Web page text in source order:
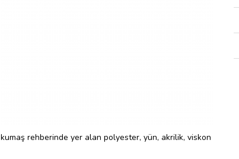
rehberinde yer alan polyester, yün, akrilik, viskon